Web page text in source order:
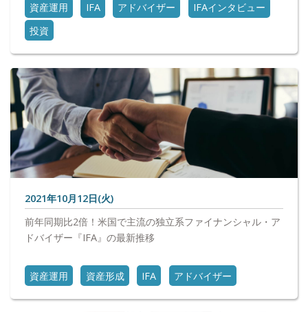
資産運用 IFA アドバイザー
IFAインタビュー
投資
2021年10月12日(火)
前年同期比2倍！米国で主流の独立系ファイナンシャル・ア
ドバイザー『IFA』の最新推移
資産運用 資産形成 IFA アドバイザー